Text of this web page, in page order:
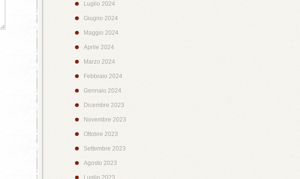
Luglio 2024
Giugno 2024
Maggio 2024
Aprile 2024
Marzo 2024
Febbraio 2024
Gennaio 2024
Dicembre 2023
Novembre 2023
Ottobre 2023
Settembre 2023
Agosto 2023